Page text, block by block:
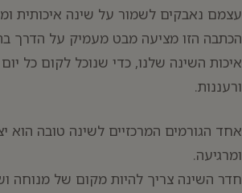
עצמם נאבקים לשמור על שינה איכותית
הכתבה הזו מציעה מבט מעמיק על הדרך
איכות השינה שלנו, כדי שנוכל לקום כל
ורעננות.
אחד הגורמים המרכזיים לשינה טובה הוא
ומרגיעה.
חדר השינה צריך להיות מקום של מנוחה